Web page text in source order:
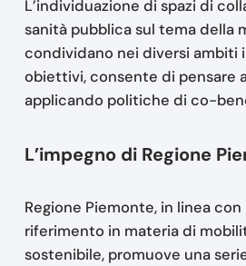
L’individuazione di spazi di
sanità pubblica sul tema della
condividano nei diversi ambiti
obiettivi, consente di pensare
applicando politiche di co-
L’impegno di Regione
Regione Piemonte, in linea
riferimento in materia di
sostenibile, promuove una